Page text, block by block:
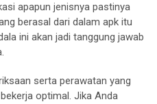
apapun jenisnya pastinya
berasal dari dalam apk itu
ini akan jadi tanggung jawab
serta perawatan yang
optimal. Jika Anda